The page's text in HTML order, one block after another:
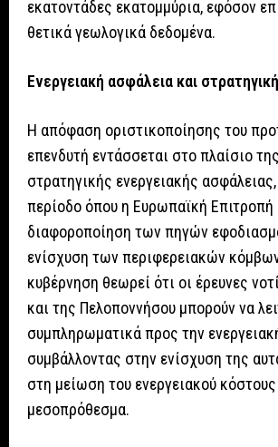
εκατοντάδες εκατομμύρια, εφόσον
θετικά γεωλογικά δεδομένα.
Ενεργειακή ασφάλεια και
Η απόφαση οριστικοποίησης του
επενδυτή εντάσσεται στο πλαίσιο
στρατηγικής ενεργειακής
περίοδο όπου η Ευρωπαϊκή Επιτροπή
διαφοροποίηση των πηγών
ενίσχυση των περιφερειακών
κυβέρνηση θεωρεί ότι οι έρευνες
και της Πελοποννήσου μπορούν να
συμπληρωματικά προς την
συμβάλλοντας στην ενίσχυση της
στη μείωση του ενεργειακού κόστους
μεσοπρόθεσμα.